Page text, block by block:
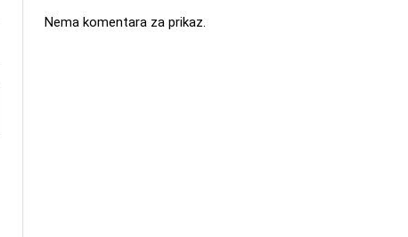
Nema komentara za prikaz.